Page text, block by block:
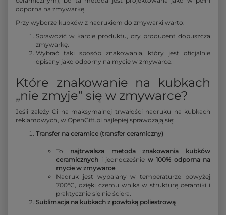
odporna na zmywarkę.
Przy wyborze kubków z nadrukiem do zmywarki warto:
Sprawdzić w karcie produktu, czy producent dopuszcza
zmywarkę.
Wybrać taki sposób znakowania, który jest oficjalnie
opisany jako odporny na mycie w zmywarce.
Które znakowanie na kubkach
„nie zmyje” się w zmywarce?
Jeśli zależy Ci na maksymalnej trwałości nadruku na kubkach
reklamowych, w OpenGift.pl najlepiej sprawdzają się:
Transfer na ceramice (transfer ceramiczny)
To najtrwalsza metoda znakowania kubków
ceramicznych i jednocześnie w 100% odporna na
mycie w zmywarce.
Nadruk jest wypalany w temperaturze powyżej
700°C, dzięki czemu wnika w strukturę ceramiki i
praktycznie się nie ściera.
Sublimacja na kubkach z powłoką poliestrową